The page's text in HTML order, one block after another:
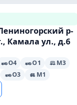
р-
Камала ул., д.6
O4 O1
M3
O3 M1